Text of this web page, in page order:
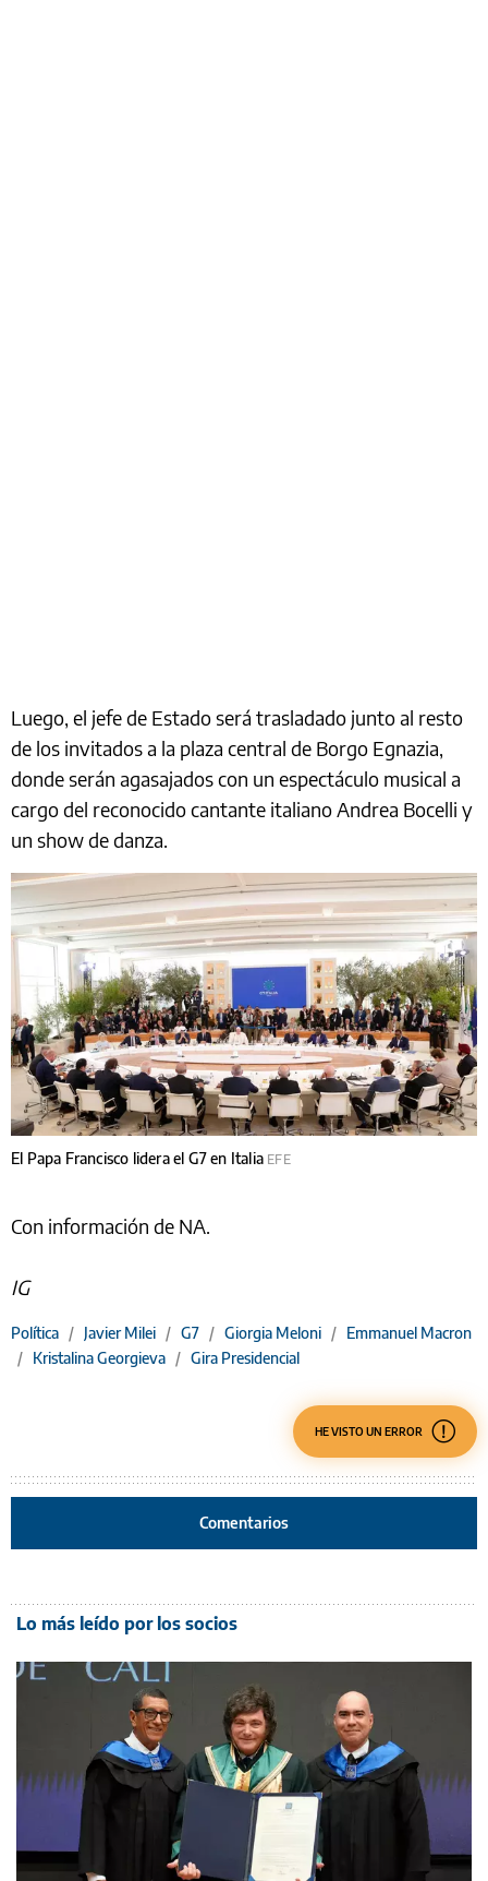
Luego, el jefe de Estado será trasladado junto al resto
de los invitados a la plaza central de Borgo Egnazia,
donde serán agasajados con un espectáculo musical a
cargo del reconocido cantante italiano Andrea Bocelli y
un show de danza.
El Papa Francisco lidera el G7 en Italia EFE
Con información de NA.
IG
Política / Javier Milei / G7 / Giorgia Meloni / Emmanuel Macron
/ Kristalina Georgieva / Gira Presidencial
HE VISTO UN ERROR
Comentarios
Lo más leído por los socios